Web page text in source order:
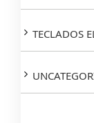
TECLADOS